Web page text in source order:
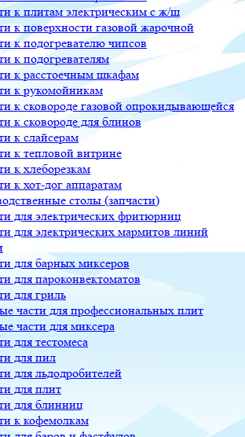
к плитам электрическим с ж/ш
к поверхности газовой жарочной
к подогревателю чипсов
к подогревателям
к расстоечным шкафам
к рукомойникам
к сковороде газовой опрокидывающейся
к сковороде для блинов
к слайсерам
к тепловой витрине
к хлеборезкам
к хот-дог аппаратам
столы (запчасти)
для электрических фритюрниц
для электрических мармитов линий
для барных миксеров
для пароконвектоматов
для гриль
части для профессиональных плит
части для миксера
для тестомеса
для пил
для льдодробителей
для плит
для блинниц
к кофемолкам